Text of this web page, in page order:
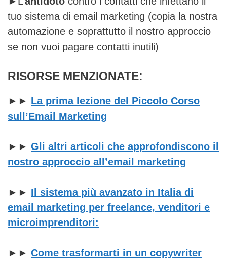
tuo sistema di email marketing (copia la nostra
automazione e soprattutto il nostro approccio
se non vuoi pagare contatti inutili)
RISORSE MENZIONATE:
►► La prima lezione del Piccolo Corso
sull’Email Marketing
►► Gli altri articoli che approfondiscono il
nostro approccio all’email marketing
►► Il sistema più avanzato in Italia di
email marketing per freelance, venditori e
microimprenditori:
►► Come trasformarti in un copywriter